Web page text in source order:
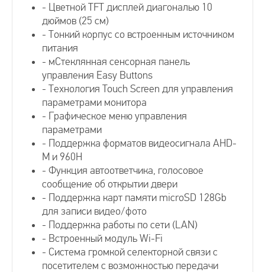
HD видеодомофоны
Видеодомофоны CTV
Видеозвонки для квартиры
Видеодомофоны для частного дома
- Цветной TFT дисплей диагональю 10
дюймов (25 см)
- Тонкий корпус со встроенным источником
питания
- мСтеклянная сенсорная панель
управления Easy Buttons
- Технология Touch Screen для управления
параметрами монитора
- Графическое меню управления
параметрами
- Поддержка форматов видеосигнала AHD-
M и 960H
- Функция автоответчика, голосовое
сообщение об открытии двери
- Поддержка карт памяти microSD 128Gb
для записи видео/фото
- Поддержка работы по сети (LAN)
- Встроенный модуль Wi-Fi
- Система громкой селекторной связи с
посетителем с возможностью передачи